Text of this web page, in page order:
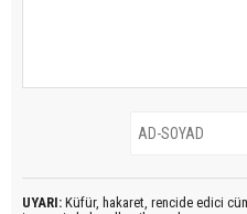
UYARI: Küfür, hakaret, rencide edici